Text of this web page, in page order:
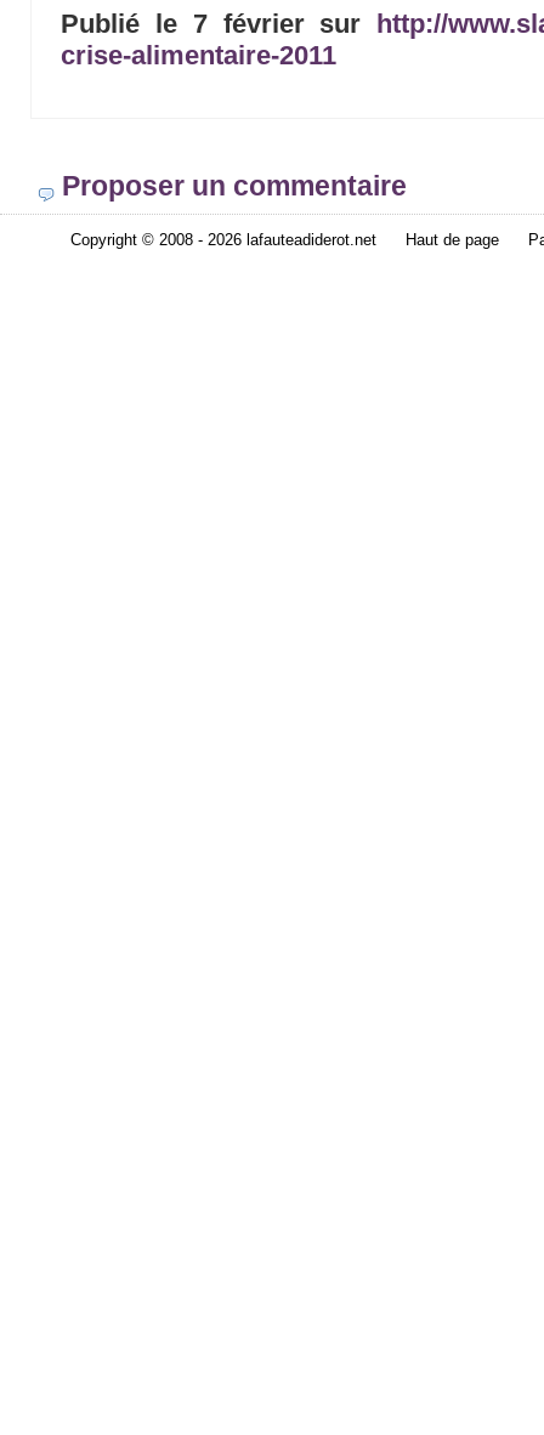
Publié le 7 février sur
http://
crise-alimentaire-2011
Proposer un commentaire
Copyright © 2008 - 2026 lafauteadiderot.net Haut de page